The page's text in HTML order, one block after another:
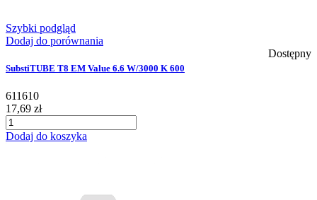
Szybki podgląd
Dodaj do porównania
Dostępny
SubstiTUBE T8 EM Value 6.6 W/3000 K 600
611610
17,69 zł
Dodaj do koszyka